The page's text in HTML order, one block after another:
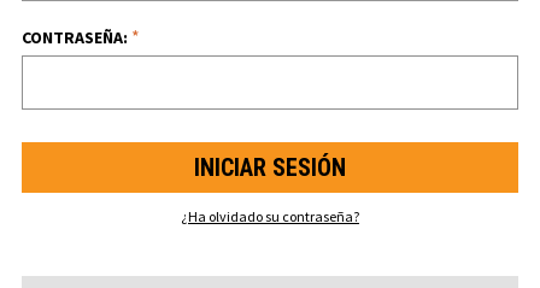
CONTRASEÑA: *
¿Ha olvidado su contraseña?